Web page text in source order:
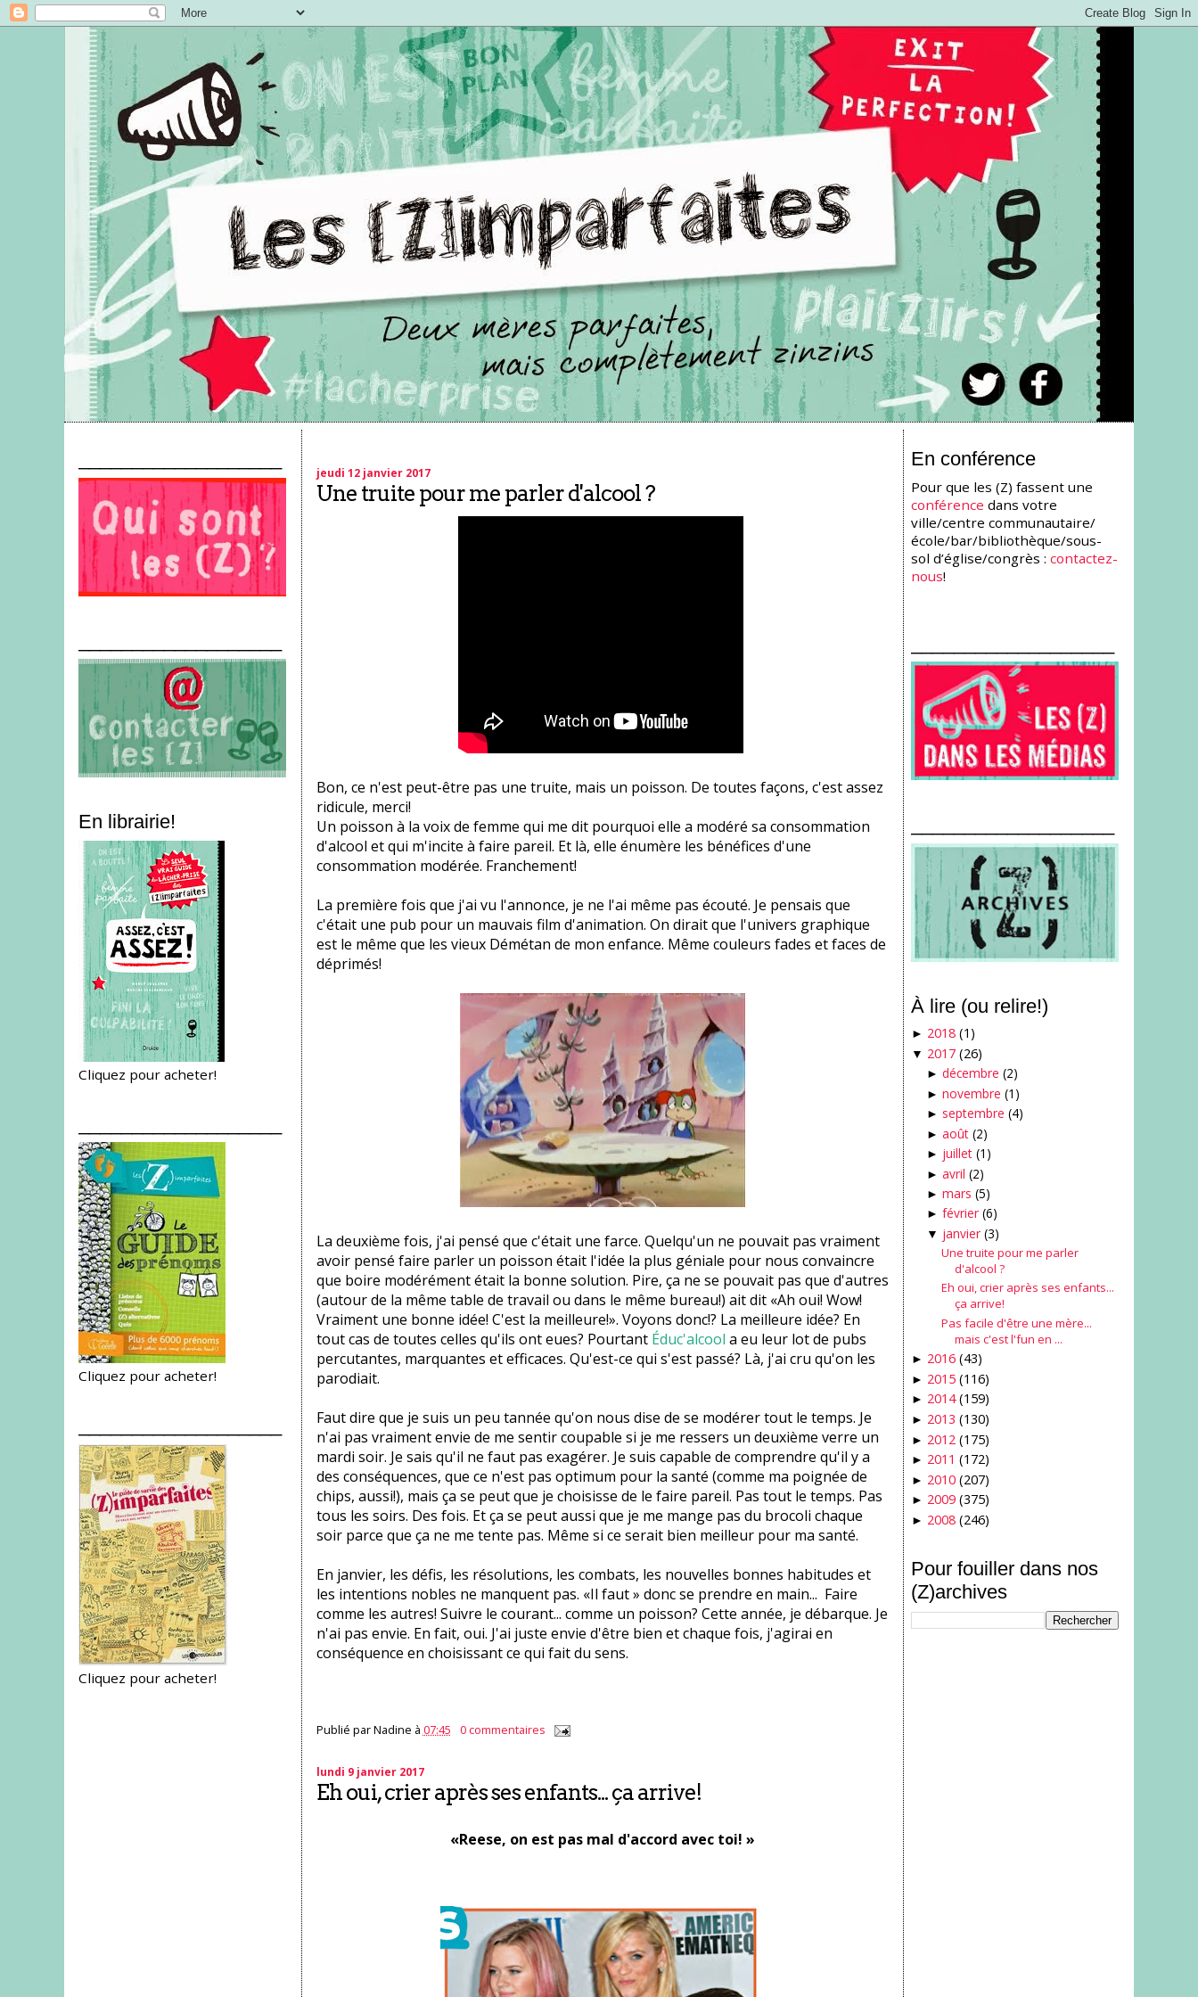
En librairie!
Cliquez pour acheter!
Cliquez pour acheter!
Cliquez pour acheter!
jeudi 12 janvier 2017
Une truite pour me parler d'alcool ?
Bon, ce n'est peut-être pas une truite, mais un poisson. De toutes façons, c'est assez
ridicule, merci!
Un poisson à la voix de femme qui me dit pourquoi elle a modéré sa consommation
d'alcool et qui m'incite à faire pareil. Et là, elle énumère les bénéfices d'une
consommation modérée. Franchement!
La première fois que j'ai vu l'annonce, je ne l'ai même pas écouté. Je pensais que
c'était une pub pour un mauvais film d'animation. On dirait que l'univers graphique
est le même que les vieux Démétan de mon enfance. Même couleurs fades et faces de
déprimés!
La deuxième fois, j'ai pensé que c'était une farce. Quelqu'un ne pouvait pas vraiment
avoir pensé faire parler un poisson était l'idée la plus géniale pour nous convaincre
que boire modérément était la bonne solution. Pire, ça ne se pouvait pas que d'autres
(autour de la même table de travail ou dans le même bureau!) ait dit «Ah oui! Wow!
Vraiment une bonne idée! C'est la meilleure!». Voyons donc!? La meilleure idée? En
tout cas de toutes celles qu'ils ont eues? Pourtant Éduc'alcool a eu leur lot de pubs
percutantes, marquantes et efficaces. Qu'est-ce qui s'est passé? Là, j'ai cru qu'on les
parodiait.
Faut dire que je suis un peu tannée qu'on nous dise de se modérer tout le temps. Je
n'ai pas vraiment envie de me sentir coupable si je me ressers un deuxième verre un
mardi soir. Je sais qu'il ne faut pas exagérer. Je suis capable de comprendre qu'il y a
des conséquences, que ce n'est pas optimum pour la santé (comme ma poignée de
chips, aussi!), mais ça se peut que je choisisse de le faire pareil. Pas tout le temps. Pas
tous les soirs. Des fois. Et ça se peut aussi que je me mange pas du brocoli chaque
soir parce que ça ne me tente pas. Même si ce serait bien meilleur pour ma santé.
En janvier, les défis, les résolutions, les combats, les nouvelles bonnes habitudes et
les intentions nobles ne manquent pas. «Il faut » donc se prendre en main... Faire
comme les autres! Suivre le courant... comme un poisson? Cette année, je débarque. Je
n'ai pas envie. En fait, oui. J'ai juste envie d'être bien et chaque fois, j'agirai en
conséquence en choisissant ce qui fait du sens.
Publié parNadine à 07:45 0 commentaires
lundi 9 janvier 2017
Eh oui, crier après ses enfants... ça arrive!
«Reese, on est pas mal d'accord avec toi! »
En conférence
Pour que les (Z) fassent une
conférence dans votre
ville/centre communautaire/
école/bar/bibliothèque/sous-
sol d’église/congrès :contactez-
nous!
À lire (ou relire!)
► 2018 (1)
▼ 2017 (26)
► décembre (2)
► novembre (1)
► septembre (4)
► août (2)
► juillet (1)
► avril (2)
► mars (5)
► février (6)
▼ janvier (3)
Une truite pour me parler
d'alcool ?
Eh oui, crier après ses enfants...
ça arrive!
Pas facile d'être une mère...
mais c'est l'fun en ...
► 2016 (43)
► 2015 (116)
► 2014 (159)
► 2013 (130)
► 2012 (175)
► 2011 (172)
► 2010 (207)
► 2009 (375)
► 2008 (246)
Pour fouiller dans nos
(Z)archives